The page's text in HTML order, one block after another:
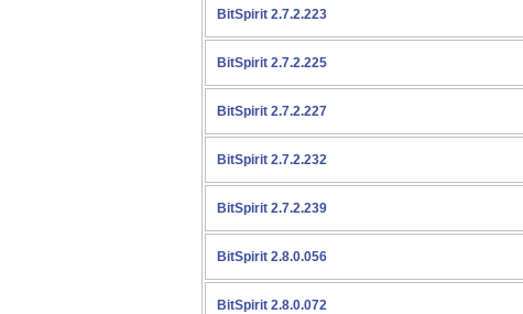
BitSpirit 2.7.2.223
BitSpirit 2.7.2.225
BitSpirit 2.7.2.227
BitSpirit 2.7.2.232
BitSpirit 2.7.2.239
BitSpirit 2.8.0.056
BitSpirit 2.8.0.072